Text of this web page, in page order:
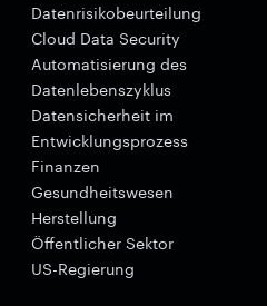
Datenrisikobeurteilung
Cloud Data Security
Automatisierung des
Datenlebenszyklus
Datensicherheit im
Entwicklungsprozess
Finanzen
Gesundheitswesen
Herstellung
Öffentlicher Sektor
US-Regierung